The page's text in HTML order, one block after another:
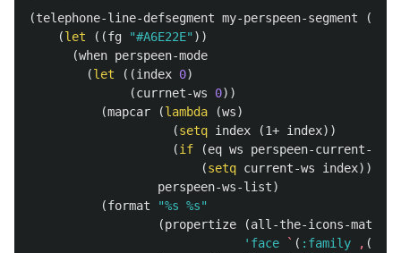
(telephone-line-defsegment my-perspeen-segment
()
(let ((fg "#A6E22E" ))
(when perspeen-mode
(let ((index 0)
(currnet-ws 0))
(mapcar (lambda (ws)
(setq index (1+ index))
(if (eq ws perspeen-current-ws
(setq current-ws index)))
perspeen-ws-list)
(format
"%s %s"
(propertize (all-the-icons-
'face
` ( :family , (